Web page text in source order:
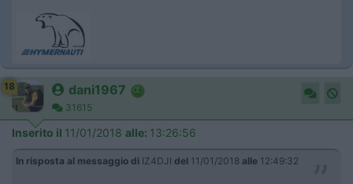
18 dani1967
31615
Inserito il 11/01/2018 alle: 13:26:56
In risposta al messaggio di IZ4DJI del 11/01/2018 alle 12:49:32